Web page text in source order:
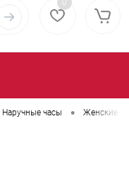
0
Наручные часы • Женские